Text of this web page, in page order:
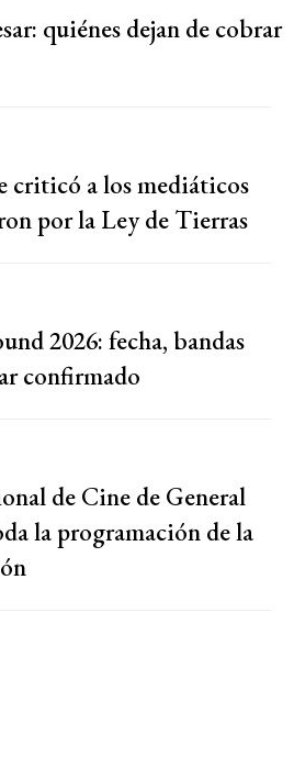
quiénes dejan de cobrar
criticó a los mediáticos
por la Ley de Tierras
2026: fecha, bandas
confirmado
de Cine de General
la programación de la